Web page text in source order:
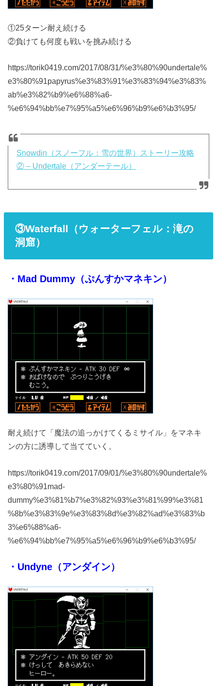
①25ターン耐え続ける
②負けても何度も戦いを挑み続ける
https://torik0419.com/2017/08/31/%e3%80%90undertale%
e3%80%91papyrus%e3%83%91%e3%83%94%e3%83%
ab%e3%82%b9%e6%88%a6-
%e6%94%bb%e7%95%a5%e6%96%b9%e6%b3%95/
Snowdin（スノーフル：雪の世界）ストーリー攻略
② – Undertale（アンダーテール）
③Waterfall（ウォーターフェル：滝の
洞窟）
・Mad Dummy（ぷんすかマネキン）
耐え続けて「魔法の追っかけてくるミサイル」をマネキ
ンの方に誘導して当てていく。
https://torik0419.com/2017/09/01/%e3%80%90undertale%
e3%80%91mad-
dummy%e3%81%b7%e3%82%93%e3%81%99%e3%81
%8b%e3%83%9e%e3%83%8d%e3%82%ad%e3%83%b
3%e6%88%a6-
%e6%94%bb%e7%95%a5%e6%96%b9%e6%b3%95/
・Undyne（アンダイン）